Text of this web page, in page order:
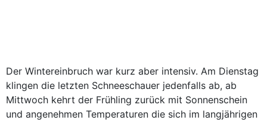
Der Wintereinbruch war kurz aber intensiv. Am Dienstag
klingen die letzten Schneeschauer jedenfalls ab, ab
Mittwoch kehrt der Frühling zurück mit Sonnenschein
und angenehmen Temperaturen die sich im langjährigen